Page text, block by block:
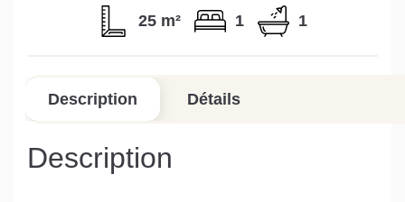
25 m² 1 1
Description Détails
Description